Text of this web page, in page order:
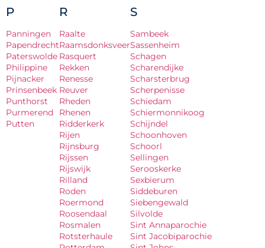
P
Panningen
Papendrecht
Paterswolde
Philippine
Pijnacker
Prinsenbeek
Punthorst
Purmerend
Putten
R
Raalte
Raamsdonksveer
Rasquert
Rekken
Renesse
Reuver
Rheden
Rhenen
Ridderkerk
Rijen
Rijnsburg
Rijssen
Rijswijk
Rilland
Roden
Roermond
Roosendaal
Rosmalen
Rotsterhaule
S
Sambeek
Sassenheim
Schagen
Scharendijke
Scharsterbrug
Scherpenisse
Schiedam
Schiermonnikoog
Schijndel
Schoonhoven
Schoorl
Sellingen
Serooskerke
Sexbierum
Siddeburen
Siebengewald
Silvolde
Sint Annaparochie
Sint Jacobiparochie